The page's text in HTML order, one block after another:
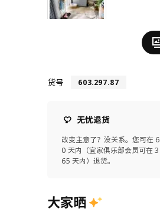
货号 603.297.87
无忧退货
改变主意了？没关系。您可在 6
0 天内（宜家俱乐部会员可在 3
65 天内）退货。
大家晒